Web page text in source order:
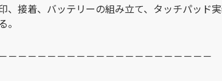
、接着、バッテリーの組み立て、タッチパッド
。
－－－－－－－－－－－－－－－－－－－－－